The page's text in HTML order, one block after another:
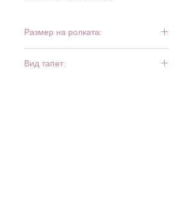
Размер на ролката:
Вид тапет: